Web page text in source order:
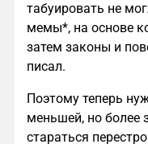
табуировать не
мемы*, на основе
затем законы и
писал.
Поэтому теперь
меньшей, но более
стараться